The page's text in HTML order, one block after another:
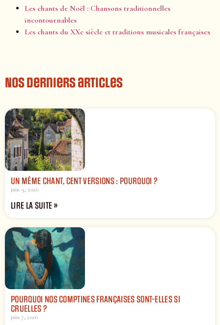
Les chants de Noël : Chansons traditionnelles
incontournables
Les chants du XXe siècle et traditions musicales françaises
Nos derniers articles
UN MÊME CHANT, CENT VERSIONS : POURQUOI ?
juin 9, 2026
LIRE LA SUITE »
POURQUOI NOS COMPTINES FRANÇAISES SONT-ELLES SI
CRUELLES ?
juin 7, 2026